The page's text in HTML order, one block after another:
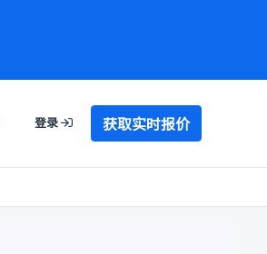
登录 获取实时报价